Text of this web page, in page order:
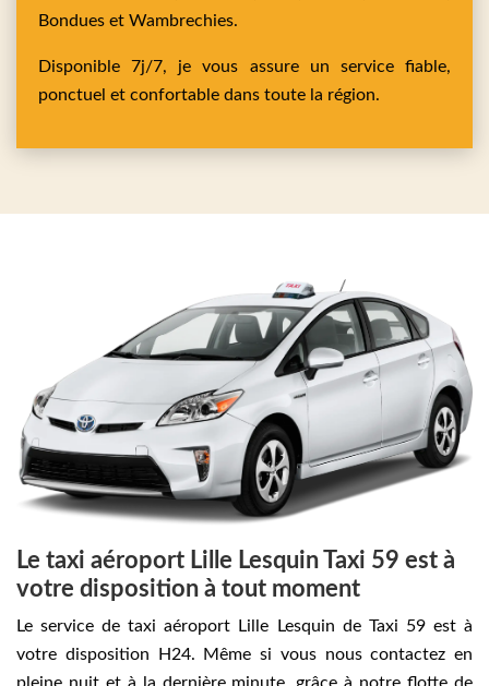
Bondues et Wambrechies.
Disponible 7j/7, je vous assure un service fiable,
ponctuel et confortable dans toute la région.
Le taxi aéroport Lille Lesquin Taxi 59 est à
votre disposition à tout moment
Le service de taxi aéroport Lille Lesquin de Taxi 59 est à
votre disposition H24. Même si vous nous contactez en